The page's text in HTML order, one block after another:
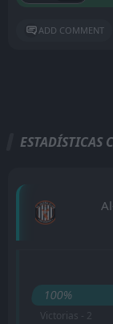
ADD COMMENT
ESTADÍSTICAS
100%
Victorias - 2